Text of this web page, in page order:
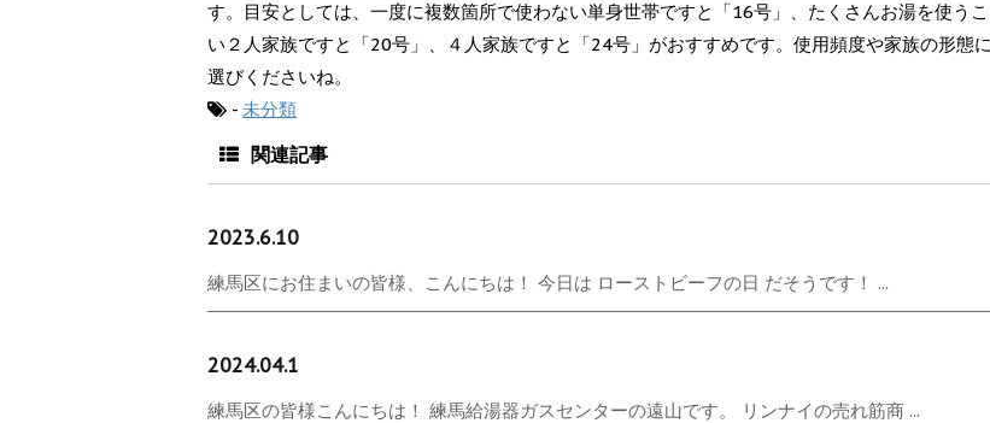
す。目安としては、一度に複数箇所で使わない単身世帯ですと「16号」、たくさんお湯を使う
い２人家族ですと「20号」、４人家族ですと「24号」がおすすめです。使用頻度や家族の形態
選びくださいね。
- 未分類
関連記事
2023.6.10
練馬区にお住まいの皆様、こんにちは！ 今日は ローストビーフの日 だそうです！ ...
2024.04.1
練馬区の皆様こんにちは！ 練馬給湯器ガスセンターの遠山です。 リンナイの売れ筋商 ...